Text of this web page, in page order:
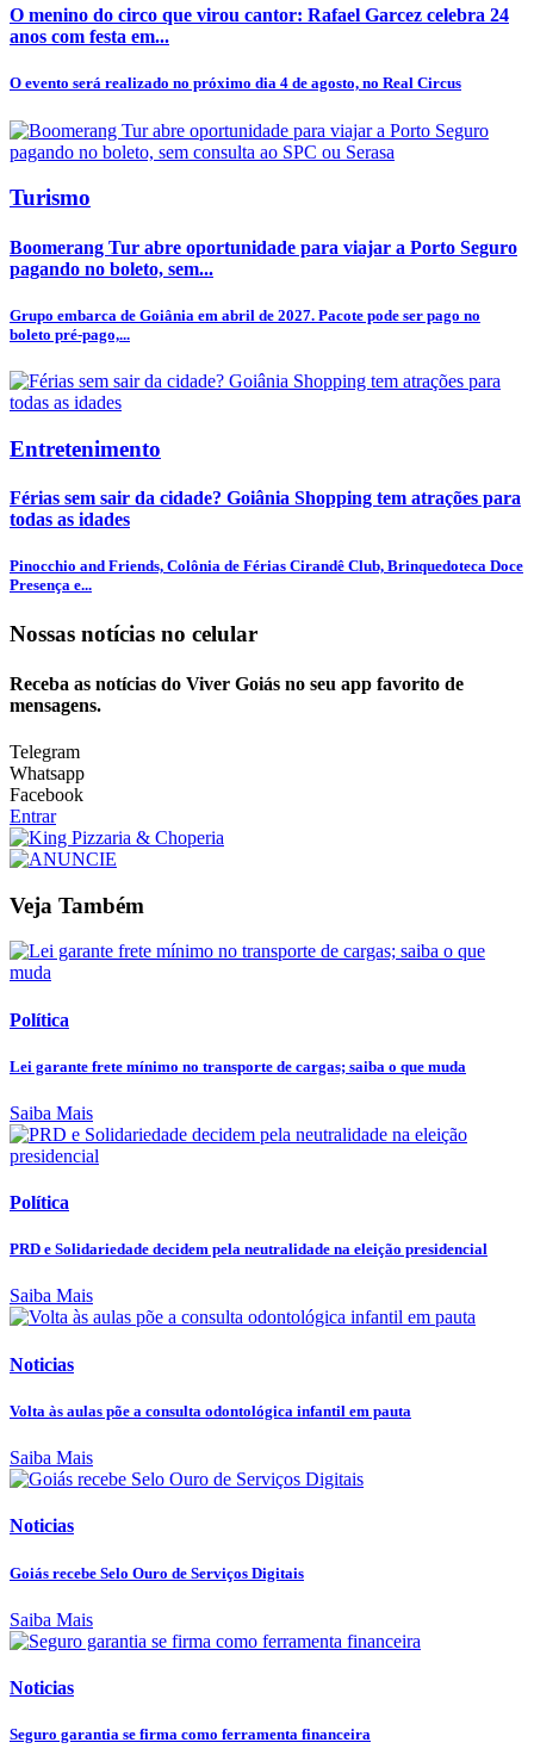
O menino do circo que virou cantor: Rafael Garcez celebra 24
anos com festa em...
O evento será realizado no próximo dia 4 de agosto, no Real Circus
Turismo
Boomerang Tur abre oportunidade para viajar a Porto Seguro
pagando no boleto, sem...
Grupo embarca de Goiânia em abril de 2027. Pacote pode ser pago no
boleto pré-pago,...
Entretenimento
Férias sem sair da cidade? Goiânia Shopping tem atrações para
todas as idades
Pinocchio and Friends, Colônia de Férias Cirandê Club, Brinquedoteca Doce
Presença e...
Nossas notícias no celular
Receba as notícias do Viver Goiás no seu app favorito de
mensagens.
Telegram
Whatsapp
Facebook
Entrar
Veja Também
Política
Lei garante frete mínimo no transporte de cargas; saiba o que muda
Saiba Mais
Política
PRD e Solidariedade decidem pela neutralidade na eleição presidencial
Saiba Mais
Noticias
Volta às aulas põe a consulta odontológica infantil em pauta
Saiba Mais
Noticias
Goiás recebe Selo Ouro de Serviços Digitais
Saiba Mais
Noticias
Seguro garantia se firma como ferramenta financeira